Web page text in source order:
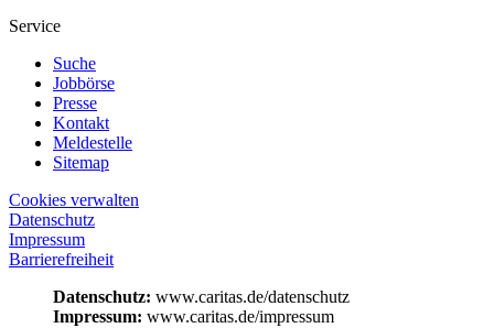
Service
Suche
Jobbörse
Presse
Kontakt
Meldestelle
Sitemap
Cookies verwalten
Datenschutz
Impressum
Barrierefreiheit
Datenschutz: www.caritas.de/datenschutz
Impressum: www.caritas.de/impressum